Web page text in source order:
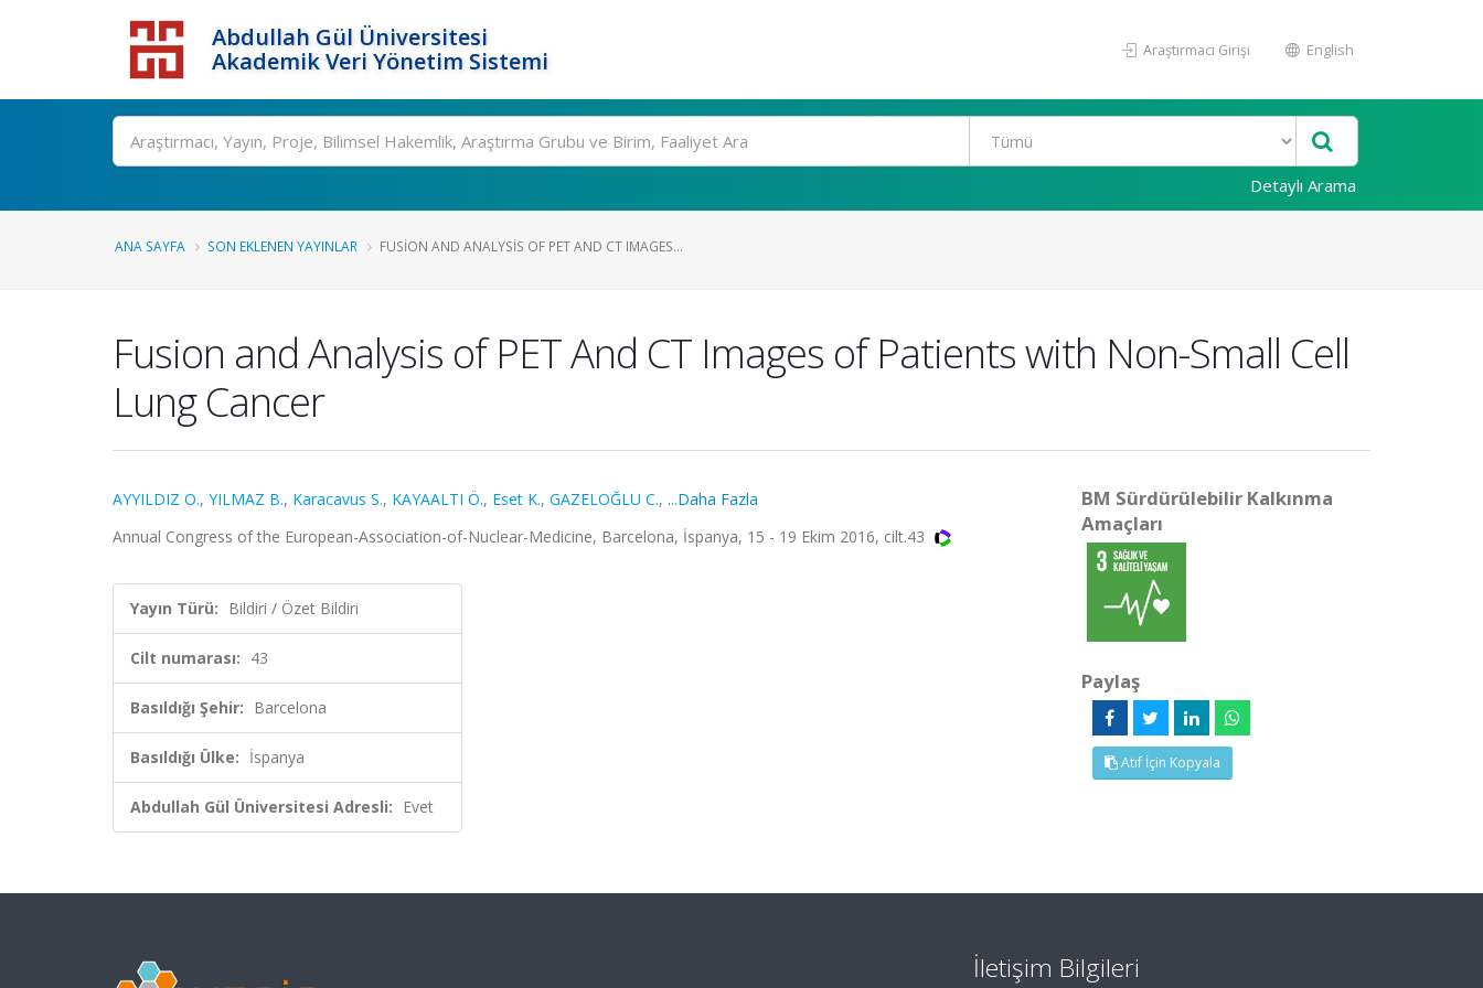
Abdullah Gül Üniversitesi
Akademik Veri Yönetim Sistemi
Araştırmacı Girişi English
Detaylı Arama
ANA SAYFA SON EKLENEN YAYINLAR FUSION AND ANALYSIS OF PET AND CT IMAGES...
Fusion and Analysis of PET And CT Images of Patients with Non-Small Cell
Lung Cancer
AYYILDIZ O., YILMAZ B., Karacavus S., KAYAALTI Ö., Eset K., GAZELOĞLU C., ...Daha Fazla
Annual Congress of the European-Association-of-Nuclear-Medicine, Barcelona, İspanya, 15 - 19 Ekim 2016, cilt.43
Yayın Türü: Bildiri / Özet Bildiri
Cilt numarası: 43
Basıldığı Şehir: Barcelona
Basıldığı Ülke: İspanya
Abdullah Gül Üniversitesi Adresli: Evet
BM Sürdürülebilir Kalkınma
Amaçları
Paylaş
Atıf İçin Kopyala
İletişim Bilgileri